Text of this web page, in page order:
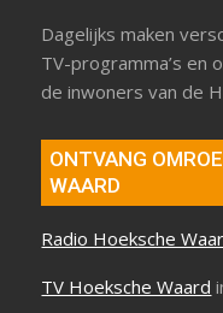
Dagelijks maken
TV-programma’s en
de inwoners van de
ONTVANG
WAARD
Radio Hoeksche
TV Hoeksche Waard